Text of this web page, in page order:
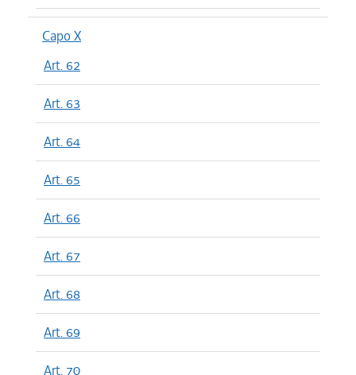
Capo X
Art. 62
Art. 63
Art. 64
Art. 65
Art. 66
Art. 67
Art. 68
Art. 69
Art. 70